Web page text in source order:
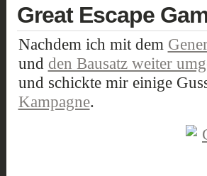
Great Escape
Nachdem ich mit dem
und den Bausatz weiter
und schickte mir einige
Kampagne.